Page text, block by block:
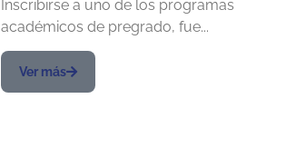
a UNIPAZ Inscripciones hasta
este 18 de julio
Inscribirse a uno de los programas
académicos de pregrado, fue...
Ver más